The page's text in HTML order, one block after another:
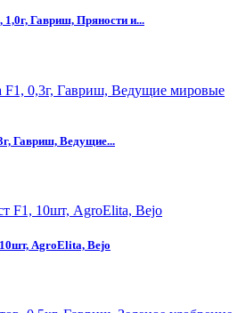
Гавриш, Пряности и...
Гавриш, Ведущие...
AgroElita, Bejo